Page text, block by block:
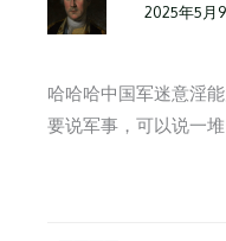
2025年5月
哈哈哈中国军迷意淫
要说军事，可以说一堆